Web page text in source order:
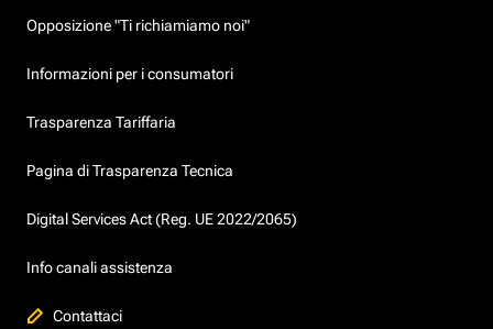
Opposizione "Ti richiamiamo noi"
Informazioni per i consumatori
Trasparenza Tariffaria
Pagina di Trasparenza Tecnica
Digital Services Act (Reg. UE 2022/2065)
Info canali assistenza
Contattaci